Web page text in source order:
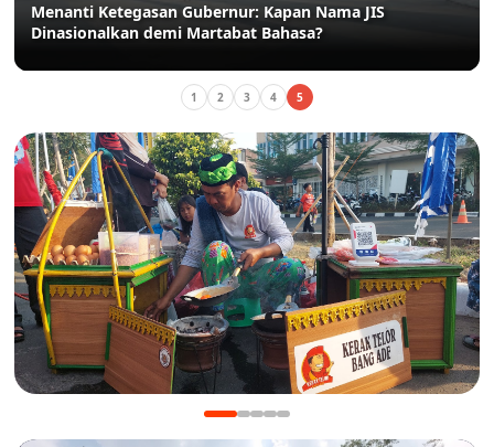
Menanti Ketegasan Gubernur: Kapan Nama JIS
Dinasionalkan demi Martabat Bahasa?
1 2 3 4 5